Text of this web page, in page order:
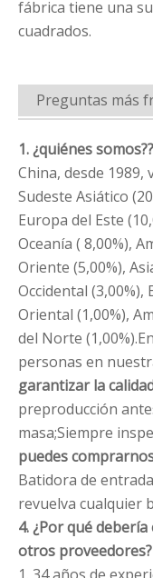
fábrica tiene una
cuadrados.
Preguntas más
1. ¿quiénes somos??
China, desde 1989,
Sudeste Asiático
Europa del Este
Oceanía ( 8,00%),
Oriente (5,00%),
Occidental (3,00%),
Oriental (1,00%),
del Norte
personas en
garantizar la
preproducción
masa;Siempre
puedes
Batidora de
revuelva cualquier
4. ¿Por qué
otros proveedores?